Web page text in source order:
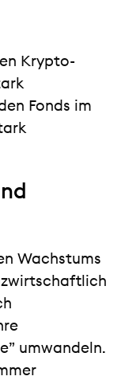
Krypto-
Fonds im
Wachstums
umwandeln.